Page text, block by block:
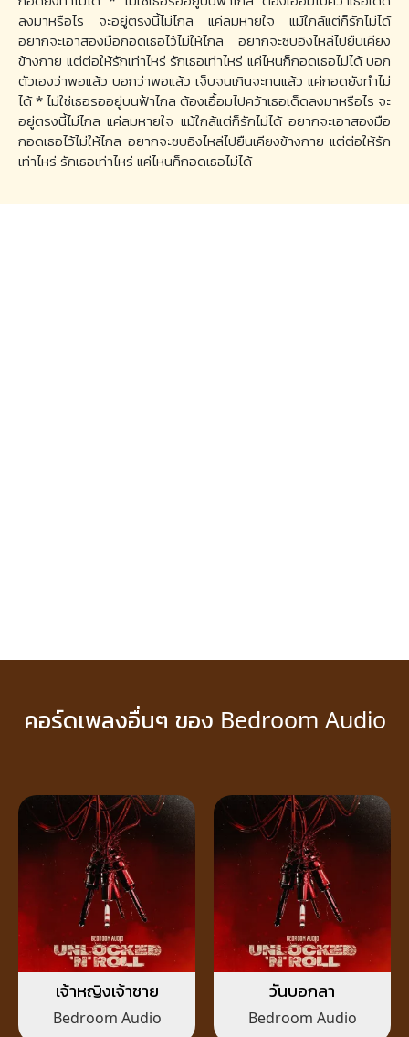
ลงมาหรือไร จะอยู่ตรงนี้ไม่ไกล แค่ลมหายใจ แม้ใกล้แต่ก็รักไม่ได้
อยากจะเอาสองมือกอดเธอไว้ไม่ให้ไกล อยากจะซบอิงไหล่ไปยืนเคียง
ข้างกาย แต่ต่อให้รักเท่าไหร่ รักเธอเท่าไหร่ แค่ไหนก็กอดเธอไม่ได้ บอก
ตัวเองว่าพอแล้ว บอกว่าพอแล้ว เจ็บจนเกินจะทนแล้ว แค่กอดยังทำไม่
ได้ * ไม่ใช่เธอรออยู่บนฟ้าไกล ต้องเอื้อมไปคว้าเธอเด็ดลงมาหรือไร จะ
อยู่ตรงนี้ไม่ไกล แค่ลมหายใจ แม้ใกล้แต่ก็รักไม่ได้ อยากจะเอาสองมือ
กอดเธอไว้ไม่ให้ไกล อยากจะซบอิงไหล่ไปยืนเคียงข้างกาย แต่ต่อให้รัก
เท่าไหร่ รักเธอเท่าไหร่ แค่ไหนก็กอดเธอไม่ได้
คอร์ดเพลงอื่นๆ ของ Bedroom Audio
เจ้าหญิงเจ้าชาย
Bedroom Audio
วันบอกลา
Bedroom Audio